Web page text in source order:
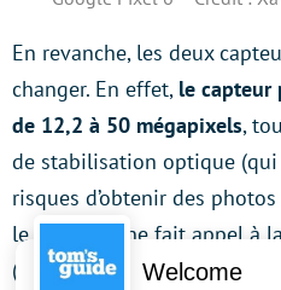
En revanche, les deux
changer. En effet, le capteur
de 12,2 à 50 mégapixels,
de stabilisation optique
risques d’obtenir des
le smartphone fait appel à la
(formation d’une sorte de
Welcome